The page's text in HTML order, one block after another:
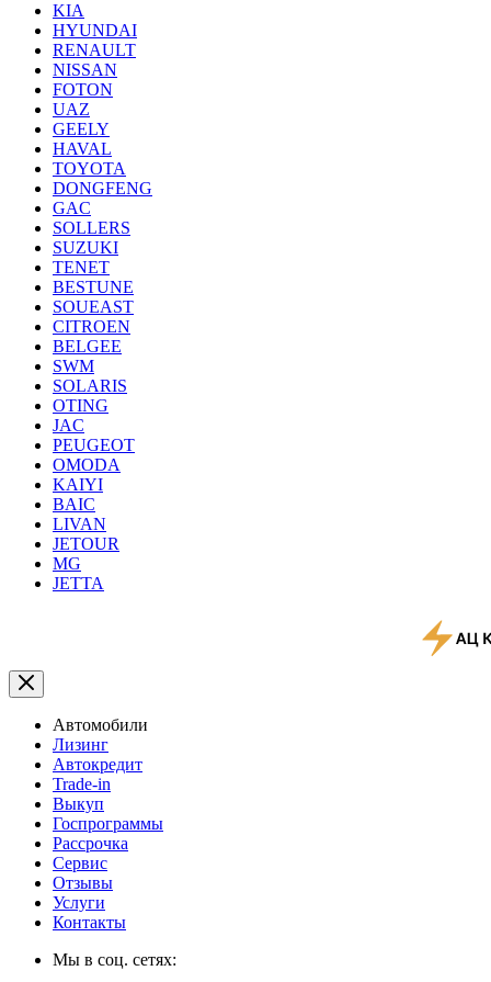
KIA
HYUNDAI
RENAULT
NISSAN
FOTON
UAZ
GEELY
HAVAL
TOYOTA
DONGFENG
GAC
SOLLERS
SUZUKI
TENET
BESTUNE
SOUEAST
CITROEN
BELGEE
SWM
SOLARIS
OTING
JAC
PEUGEOT
OMODA
KAIYI
BAIC
LIVAN
JETOUR
MG
JETTA
Автомобили
Лизинг
Автокредит
Trade-in
Выкуп
Госпрограммы
Рассрочка
Сервис
Отзывы
Услуги
Контакты
Мы в соц. сетях: